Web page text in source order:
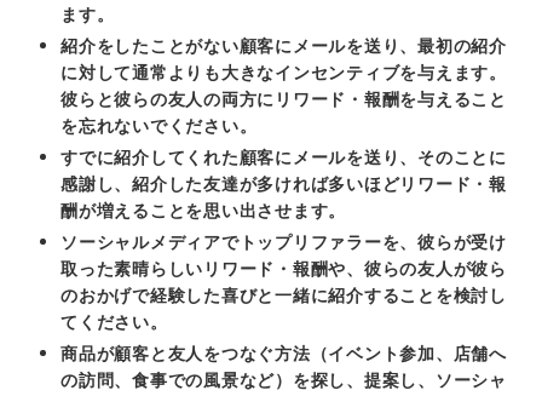
ます。
紹介をしたことがない顧客にメールを送り、最初の紹介
に対して通常よりも大きなインセンティブを与えます。
彼らと彼らの友人の両方にリワード・報酬を与えること
を忘れないでください。
すでに紹介してくれた顧客にメールを送り、そのことに
感謝し、紹介した友達が多ければ多いほどリワード・報
酬が増えることを思い出させます。
ソーシャルメディアでトップリファラーを、彼らが受け
取った素晴らしいリワード・報酬や、彼らの友人が彼ら
のおかげで経験した喜びと一緒に紹介することを検討し
てください。
商品が顧客と友人をつなぐ方法（イベント参加、店舗へ
の訪問、食事での風景など）を探し、提案し、ソーシャ